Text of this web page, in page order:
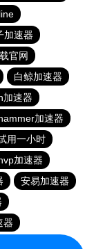
加速器
官网
白鲸加速器
加速器
加速器
用一小时
加速器
安易加速器
器